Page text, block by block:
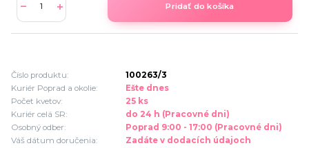
Pridať do košíka
Číslo produktu:
100263/3
Kuriér Poprad a okolie:
Ešte dnes
Počet kvetov:
25 ks
Kuriér celá SR:
do 24 h (Pracovné dni)
Osobný odber:
Poprad 9:00 - 17:00 (Pracovné dni)
Váš dátum doručenia:
Zadáte v dodacích údajoch